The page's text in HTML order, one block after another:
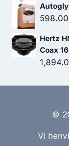
Hertz
Coax
©
Vi